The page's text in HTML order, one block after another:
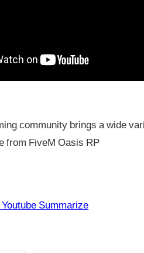
community brings a wide
from FiveM Oasis RP
Youtube Summarize